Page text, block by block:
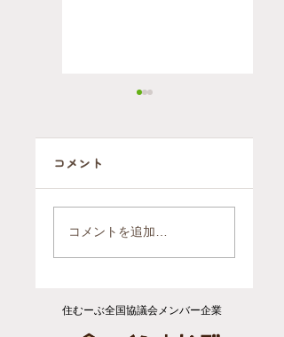
判断をされたお
引越後のお片付
コメント
コメントを追加…
住むーぶ全国協議会メンバー企業